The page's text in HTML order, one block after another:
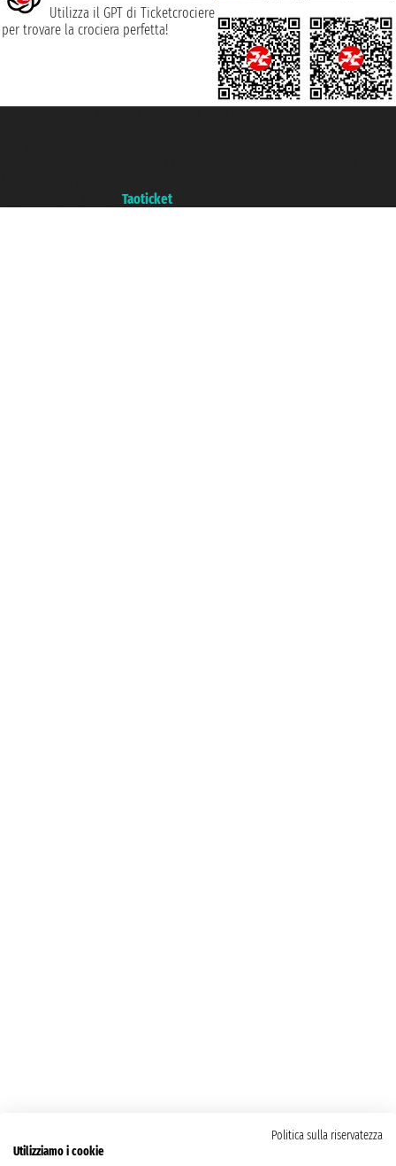
Utilizza il GPT di Ticketcrociere
per trovare la crociera perfetta!
Taoticket
Politica sulla riservatezza
Utilizziamo i cookie